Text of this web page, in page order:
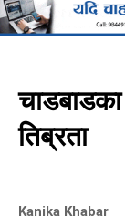
तिब्रता
Kanika Khabar